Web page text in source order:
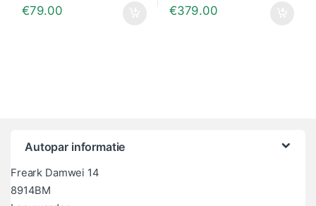
€79.00 €379.00
Autopar informatie
Freark Damwei 14
8914BM